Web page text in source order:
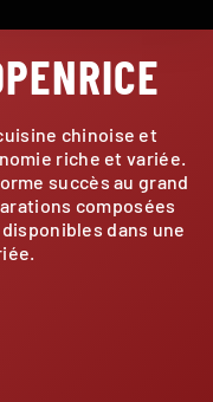
chinoise et
riche et variée.
succès au grand
composées
dans une